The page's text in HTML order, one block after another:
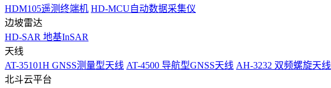
HDM105遥测终端机 HD-MCU自动数据采集仪
边坡雷达
HD-SAR 地基InSAR
天线
AT-35101H GNSS测量型天线 AT-4500 导航型GNSS天线 AH-3232 双频螺旋天线
北斗云平台